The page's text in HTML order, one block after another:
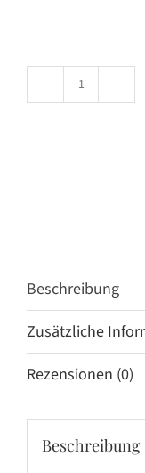
PLACE
Beschreibung
Zusätzliche
Rezensionen (0)
Beschreibung